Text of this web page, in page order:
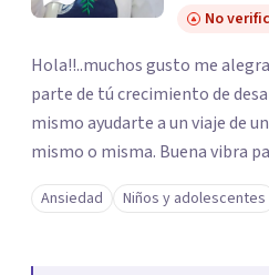
No
Hola!!..muchos gusto me
parte de tú crecimiento de
mismo ayudarte a un viaje de
mismo o misma. Buena vibra
Ansiedad Niños y adolescentes